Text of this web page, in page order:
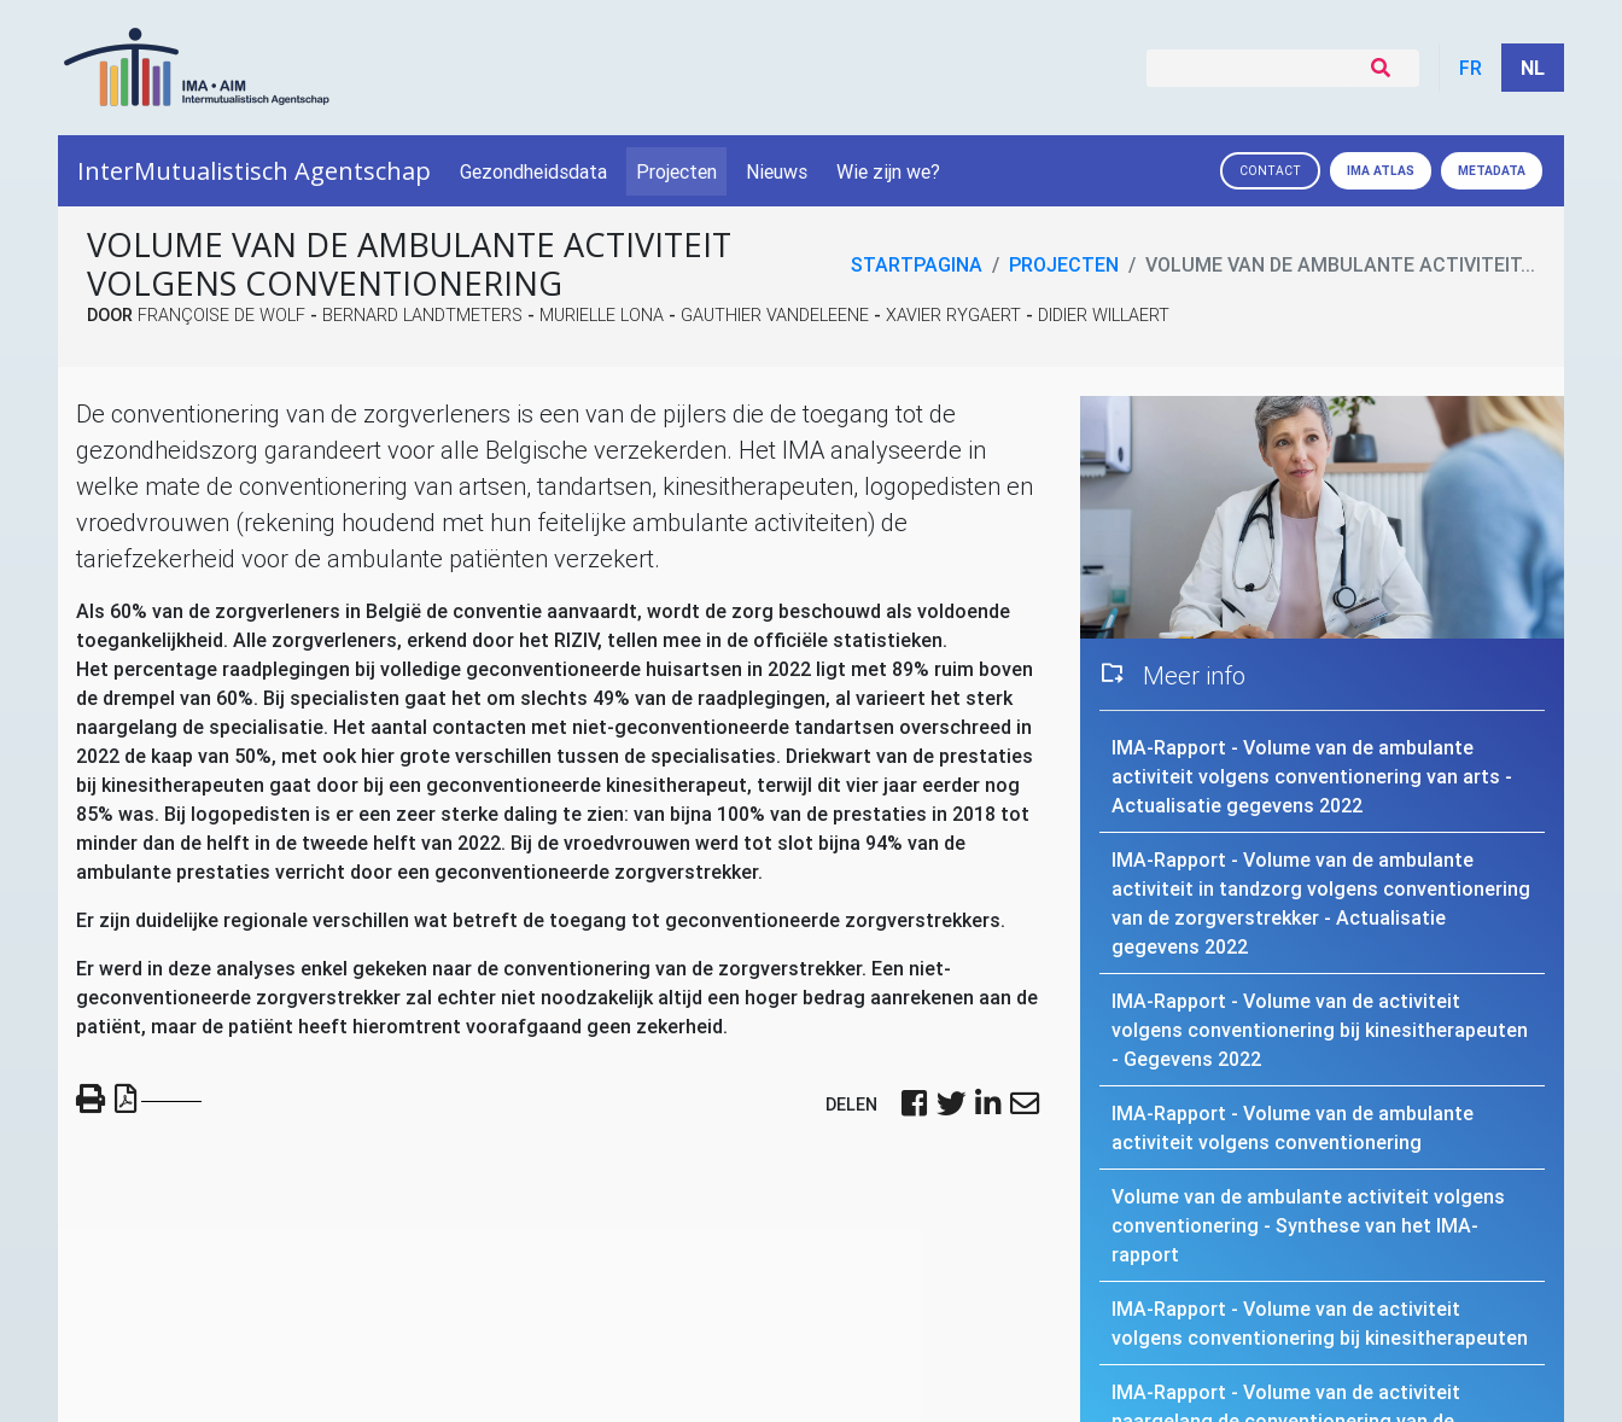
FR NL
InterMutualistisch Agentschap Gezondheidsdata Projecten Nieuws Wie zijn we? CONTACT IMA ATLAS METADATA
VOLUME VAN DE AMBULANTE ACTIVITEIT
VOLGENS CONVENTIONERING
STARTPAGINA PROJECTEN VOLUME VAN DE AMBULANTE ACTIVITEIT...
DOOR FRANÇOISE DE WOLF - BERNARD LANDTMETERS - MURIELLE LONA - GAUTHIER VANDELEENE - XAVIER RYGAERT - DIDIER WILLAERT
De conventionering van de zorgverleners is een van de pijlers die de toegang tot de
gezondheidszorg garandeert voor alle Belgische verzekerden. Het IMA analyseerde in
welke mate de conventionering van artsen, tandartsen, kinesitherapeuten, logopedisten en
vroedvrouwen (rekening houdend met hun feitelijke ambulante activiteiten) de
tariefzekerheid voor de ambulante patiënten verzekert.
Als 60% van de zorgverleners in België de conventie aanvaardt, wordt de zorg beschouwd als voldoende
toegankelijkheid. Alle zorgverleners, erkend door het RIZIV, tellen mee in de officiële statistieken.
Het percentage raadplegingen bij volledige geconventioneerde huisartsen in 2022 ligt met 89% ruim boven
de drempel van 60%. Bij specialisten gaat het om slechts 49% van de raadplegingen, al varieert het sterk
naargelang de specialisatie. Het aantal contacten met niet-geconventioneerde tandartsen overschreed in
2022 de kaap van 50%, met ook hier grote verschillen tussen de specialisaties. Driekwart van de prestaties
bij kinesitherapeuten gaat door bij een geconventioneerde kinesitherapeut, terwijl dit vier jaar eerder nog
85% was. Bij logopedisten is er een zeer sterke daling te zien: van bijna 100% van de prestaties in 2018 tot
minder dan de helft in de tweede helft van 2022. Bij de vroedvrouwen werd tot slot bijna 94% van de
ambulante prestaties verricht door een geconventioneerde zorgverstrekker.
Er zijn duidelijke regionale verschillen wat betreft de toegang tot geconventioneerde zorgverstrekkers.
Er werd in deze analyses enkel gekeken naar de conventionering van de zorgverstrekker. Een niet-
geconventioneerde zorgverstrekker zal echter niet noodzakelijk altijd een hoger bedrag aanrekenen aan de
patiënt, maar de patiënt heeft hieromtrent voorafgaand geen zekerheid.
DELEN
Meer info
IMA-Rapport - Volume van de ambulante
activiteit volgens conventionering van arts -
Actualisatie gegevens 2022
IMA-Rapport - Volume van de ambulante
activiteit in tandzorg volgens conventionering
van de zorgverstrekker - Actualisatie
gegevens 2022
IMA-Rapport - Volume van de activiteit
volgens conventionering bij kinesitherapeuten
- Gegevens 2022
IMA-Rapport - Volume van de ambulante
activiteit volgens conventionering
Volume van de ambulante activiteit volgens
conventionering - Synthese van het IMA-
rapport
IMA-Rapport - Volume van de activiteit
volgens conventionering bij kinesitherapeuten
IMA-Rapport - Volume van de activiteit